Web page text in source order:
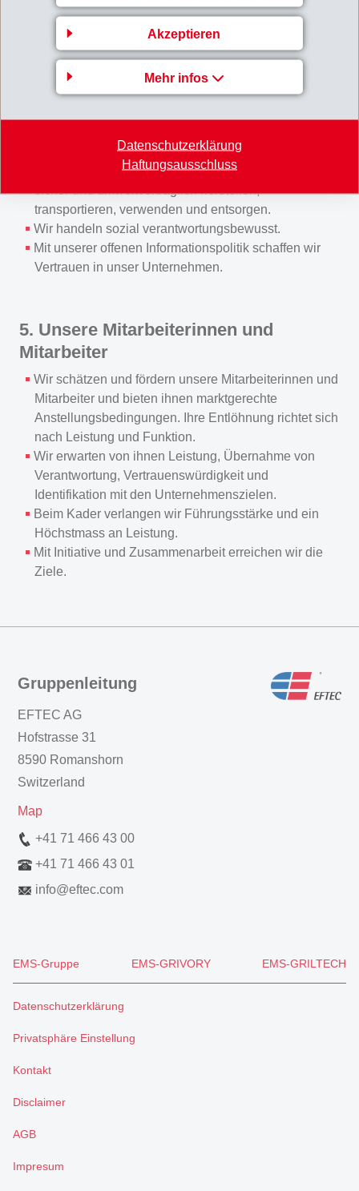
Akzeptieren
Mehr infos
Datenschutzerklärung
Haftungsausschluss
4. Unsere Sorgfalt
Wir treffen unsere Entscheidungen mit Sorgfalt und
gehen nur überblickbare Risiken ein.
Wir streben im Interesse unserer Mitarbeiter und der
Sicherheit für Menschen.
Der Umwelt tragen wir Sorge, indem wir Produkte
sicher und umweltverträglich herstellen,
transportieren, verwenden und entsorgen.
Wir handeln sozial verantwortungsbewusst.
Mit unserer offenen Informationspolitik schaffen wir
Vertrauen in unser Unternehmen.
5. Unsere Mitarbeiterinnen und
Mitarbeiter
Wir schätzen und fördern unsere Mitarbeiterinnen und
Mitarbeiter und bieten ihnen marktgerechte
Anstellungsbedingungen. Ihre Entlöhnung richtet sich
nach Leistung und Funktion.
Wir erwarten von ihnen Leistung, Übernahme von
Verantwortung, Vertrauenswürdigkeit und
Identifikation mit den Unternehmenszielen.
Beim Kader verlangen wir Führungsstärke und ein
Höchstmass an Leistung.
Mit Initiative und Zusammenarbeit erreichen wir die
Ziele.
Gruppenleitung
EFTEC AG
Hofstrasse 31
8590 Romanshorn
Switzerland
Map
+41 71 466 43 00
+41 71 466 43 01
info@eftec.com
EMS-Gruppe EMS-GRIVORY EMS-GRILTECH
Datenschutzerklärung
Privatsphäre Einstellung
Kontakt
Disclaimer
AGB
Impresum